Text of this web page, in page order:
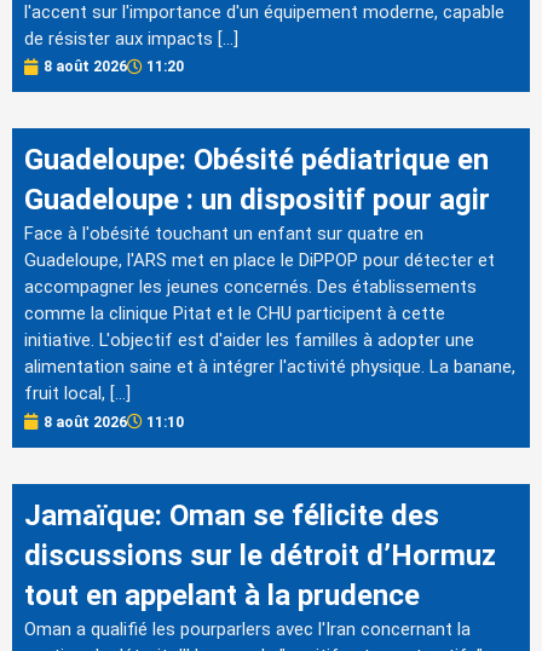
l'accent sur l'importance d'un équipement moderne, capable
de résister aux impacts […]
8 août 2026 11:20
Guadeloupe: Obésité pédiatrique en
Guadeloupe : un dispositif pour agir
Face à l'obésité touchant un enfant sur quatre en
Guadeloupe, l'ARS met en place le DiPPOP pour détecter et
accompagner les jeunes concernés. Des établissements
comme la clinique Pitat et le CHU participent à cette
initiative. L'objectif est d'aider les familles à adopter une
alimentation saine et à intégrer l'activité physique. La banane,
fruit local, […]
8 août 2026 11:10
Jamaïque: Oman se félicite des
discussions sur le détroit d’Hormuz
tout en appelant à la prudence
Oman a qualifié les pourparlers avec l'Iran concernant la